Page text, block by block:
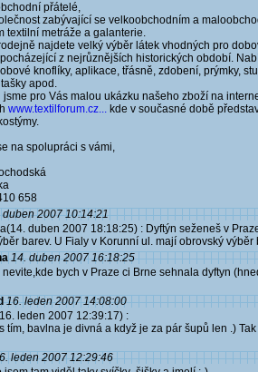
přátelé,
zabývající se velkoobchodním a
textilní metráže a galanterie.
najdete velký výběr látek vhodných pro
pocházející z nejrůznějších historických období.
knoflíky, aplikace, třásně, zdobení, prýmky,
apod.
jsme pro Vás malou ukázku našeho zboží na
www.textilforum.cz... kde v současné době
na spolupráci s vámi,
658
duben 2007 10:14:21
duben 2007 18:18:25) : Dyftýn seženeš v
barev. U Fialy v Korunní ul. mají obrovský
14. duben 2007 16:18:25
nevite,kde bych v Praze ci Brne sehnala dyftyn
16. leden 2007 14:08:00
leden 2007 12:39:17) :
tím, bavlna je divná a když je za pár šupů len .)
leden 2007 12:29:46